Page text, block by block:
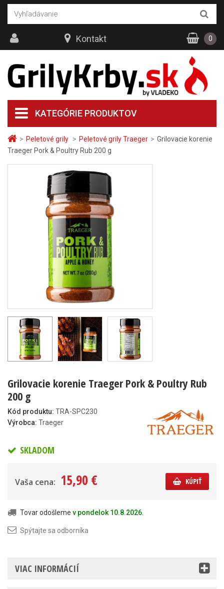
> Peletové grily > Peletové grily Traeger > Grilovacie korenie
Traeger Pork & Poultry Rub 200 g
Grilovacie korenie Traeger Pork & Poultry Rub
200 g
Kód produktu: TRA-SPC230
Výrobca: Traeger
SKLADOM
Vaša cena: 15,90 € KÚPIŤ
Tovar odošleme v pondelok 10.8.2026.
Spýtajte sa odborníka
VIAC INFORMÁCIÍ
KATEGÓRIE PRODUKTOV
Kontakt 0